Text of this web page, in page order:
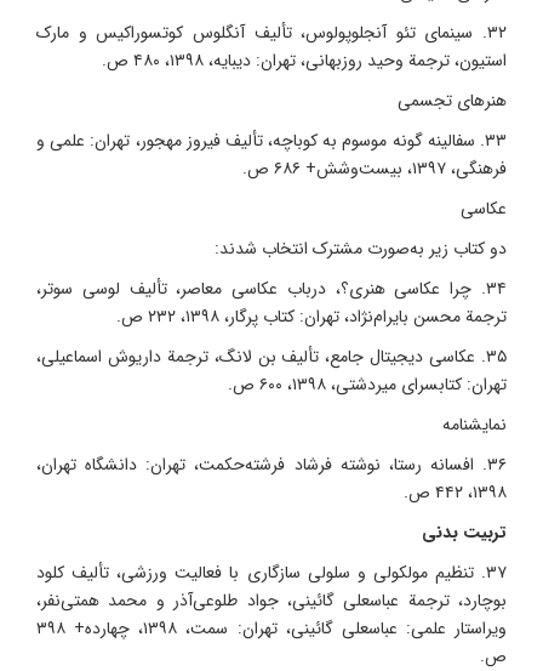
۳۲. سینمای تئو آنجلوپولوس، تألیف آنگلوس کوتسوراکیس و مارک
استیون، ترجمة وحید روزبهانی، تهران: دیبایه، ۱۳۹۸، ۴۸۰ ص.
هنرهای تجسمی
۳۳. سفالینه گونه موسوم به کوباچه، تألیف فیروز مهجور، تهران: علمی و
فرهنگی، ۱۳۹۷، بیست‌وشش+ ۶۸۶ ص.
عکاسی
دو کتاب زیر به‌صورت مشترک انتخاب شدند:
۳۴. چرا عکاسی هنری؟، درباب عکاسی معاصر، تألیف لوسی سوتر،
ترجمة محسن بایرام‌نژاد، تهران: کتاب پرگار، ۱۳۹۸، ۲۳۲ ص.
۳۵. عکاسی دیجیتال جامع، تألیف بن لانگ، ترجمة داریوش اسماعیلی،
تهران: کتابسرای میردشتی، ۱۳۹۸، ۶۰۰ ص.
نمایشنامه
۳۶. افسانه رستا، نوشته فرشاد فرشته‌حکمت، تهران: دانشگاه تهران،
۱۳۹۸، ۴۴۲ ص.
تربیت بدنی
۳۷. تنظیم مولکولی و سلولی سازگاری با فعالیت ورزشی، تألیف کلود
بوچارد، ترجمة عباسعلی گائینی، جواد طلوعی‌آذر و محمد همتی‌نفر،
ویراستار علمی: عباسعلی گائینی، تهران: سمت، ۱۳۹۸، چهارده+ ۳۹۸
ص.